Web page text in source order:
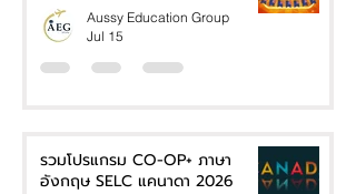
Aussy Education Group
Jul 15
รวมโปรแกรม CO-OP+ ภาษา
อังกฤษ SELC แคนาดา 2026